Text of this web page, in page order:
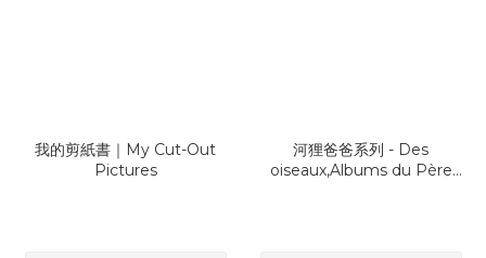
我的剪紙書｜My Cut-Out
Pictures
河狸爸爸系列 - Des
oiseaux,Albums du Père